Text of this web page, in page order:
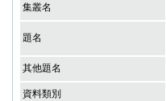
集叢名
題名
其他題名
資料類別